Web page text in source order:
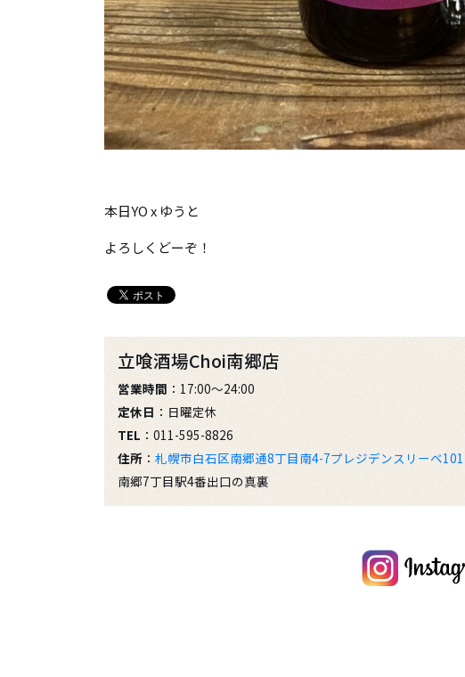
本日YO x ゆうと
よろしくどーぞ！
立喰酒場Choi南郷店
営業時間 ：17:00～24:00
定休日 ：日曜定休
TEL ：011-595-8826
住所 ： 札幌市白石区南郷通8丁目南4-7プレジデンスリーベ101
南郷7丁目駅4番出口の真裏